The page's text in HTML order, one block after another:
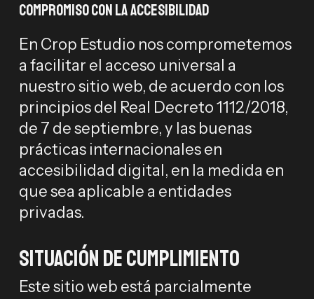
Compromiso con la accesibilidad
En Crop Estudio nos comprometemos
a facilitar el acceso universal a
nuestro sitio web, de acuerdo con los
principios del Real Decreto 1112/2018,
de 7 de septiembre, y las buenas
prácticas internacionales en
accesibilidad digital, en la medida en
que sea aplicable a entidades
privadas.
Situación de cumplimiento
Este sitio web está parcialmente